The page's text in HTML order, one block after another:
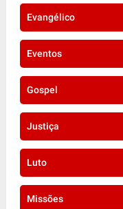
Evangélico
Eventos
Gospel
Justiça
Luto
Missões